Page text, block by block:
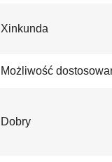
Xinkunda
Możliwość
Dobry